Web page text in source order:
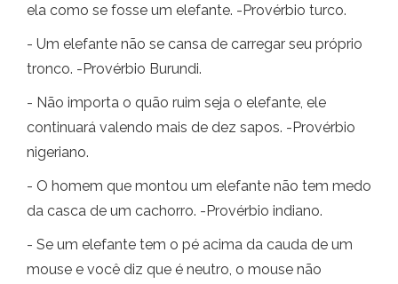
ela como se fosse um elefante. -Provérbio turco.
- Um elefante não se cansa de carregar seu próprio
tronco. -Provérbio Burundi.
- Não importa o quão ruim seja o elefante, ele
continuará valendo mais de dez sapos. -Provérbio
nigeriano.
- O homem que montou um elefante não tem medo
da casca de um cachorro. -Provérbio indiano.
- Se um elefante tem o pé acima da cauda de um
mouse e você diz que é neutro, o mouse não